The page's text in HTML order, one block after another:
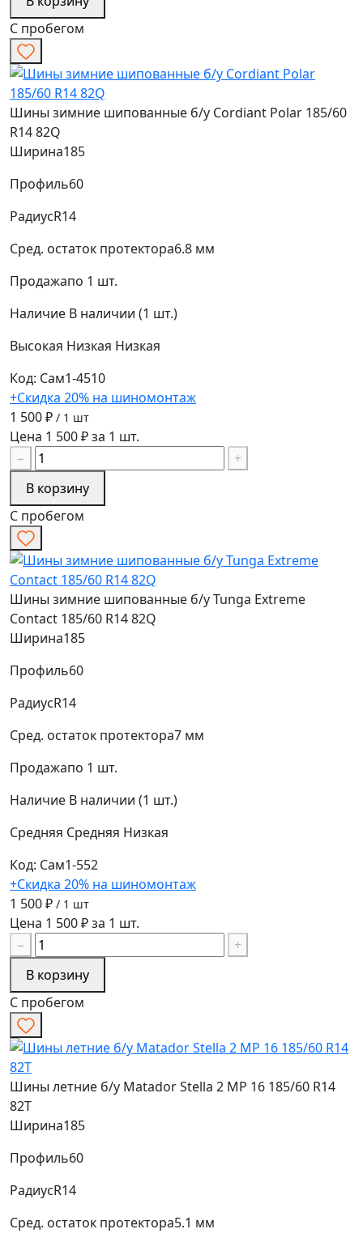
С пробегом
Шины зимние шипованные б/у Cordiant Polar 185/60
R14 82Q
Ширина185
Профиль60
РадиусR14
Сред. остаток протектора6.8 мм
Продажапо 1 шт.
Наличие В наличии (1 шт.)
Высокая Низкая Низкая
Код: Сам1-4510
+Скидка 20% на шиномонтаж
1 500 ₽ / 1 шт
Цена 1 500 ₽ за 1 шт.
−
+
В корзину
С пробегом
Шины зимние шипованные б/у Tunga Extreme
Contact 185/60 R14 82Q
Ширина185
Профиль60
РадиусR14
Сред. остаток протектора7 мм
Продажапо 1 шт.
Наличие В наличии (1 шт.)
Средняя Средняя Низкая
Код: Сам1-552
+Скидка 20% на шиномонтаж
1 500 ₽ / 1 шт
Цена 1 500 ₽ за 1 шт.
−
+
В корзину
С пробегом
Шины летние б/у Matador Stella 2 MP 16 185/60 R14
82T
Ширина185
Профиль60
РадиусR14
Сред. остаток протектора5.1 мм